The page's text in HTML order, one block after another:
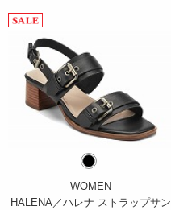
WOMEN
HALENA／ハレナ ストラップサン